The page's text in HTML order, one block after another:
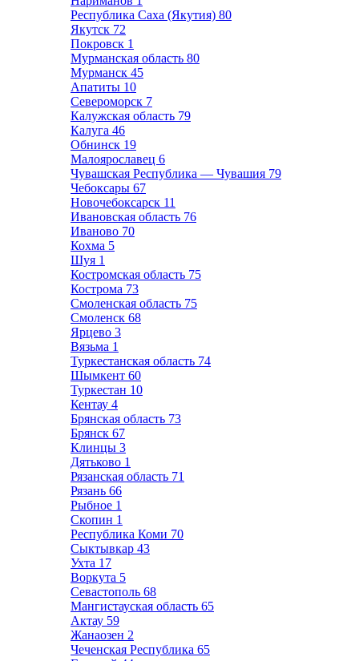
Республика Саха (Якутия) 80
Якутск 72
Покровск 1
Мурманская область 80
Мурманск 45
Апатиты 10
Североморск 7
Калужская область 79
Калуга 46
Обнинск 19
Малоярославец 6
Чувашская Республика — Чувашия 79
Чебоксары 67
Новочебоксарск 11
Ивановская область 76
Иваново 70
Кохма 5
Шуя 1
Костромская область 75
Кострома 73
Смоленская область 75
Смоленск 68
Ярцево 3
Вязьма 1
Туркестанская область 74
Шымкент 60
Туркестан 10
Кентау 4
Брянская область 73
Брянск 67
Клинцы 3
Дятьково 1
Рязанская область 71
Рязань 66
Рыбное 1
Скопин 1
Республика Коми 70
Сыктывкар 43
Ухта 17
Воркута 5
Севастополь 68
Мангистауская область 65
Актау 59
Жанаозен 2
Чеченская Республика 65